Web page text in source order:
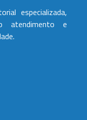
especializada,
atendimento e